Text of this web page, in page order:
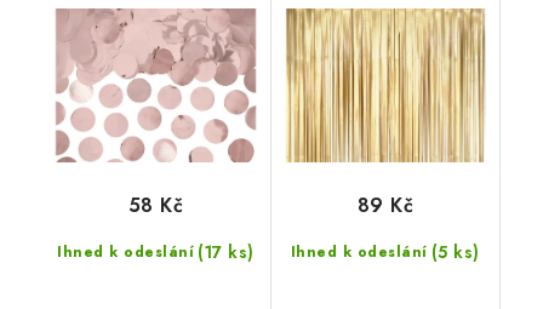
Ihned k odeslání (17 ks)
58 Kč
Ihned k odeslání (5 ks)
89 Kč